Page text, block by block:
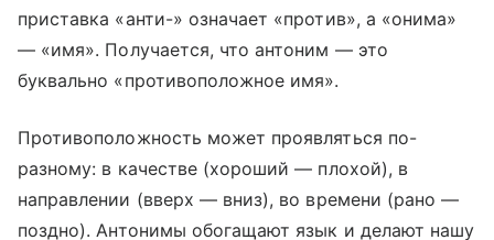
приставка «анти-» означает «против», а «онима»
— «имя». Получается, что антоним — это
буквально «противоположное имя».
Противоположность может проявляться по-
разному: в качестве (хороший — плохой), в
направлении (вверх — вниз), во времени (рано —
поздно). Антонимы обогащают язык и делают нашу